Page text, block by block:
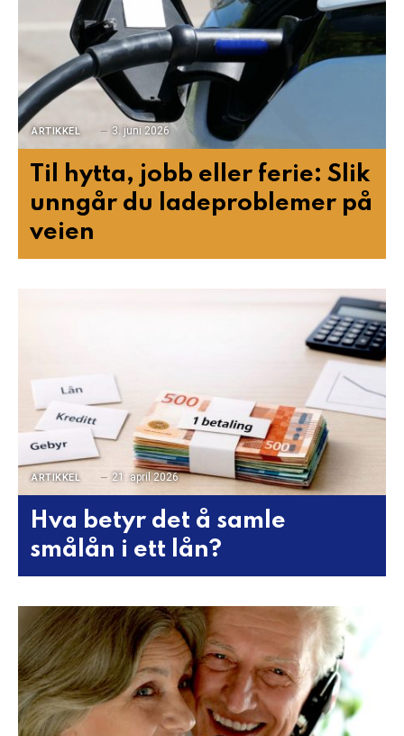
ARTIKKEL 3. juni 2026
Til hytta, jobb eller ferie: Slik
unngår du ladeproblemer på
veien
ARTIKKEL 21. april 2026
Hva betyr det å samle
smålån i ett lån?